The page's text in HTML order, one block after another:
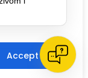
to our use
Accept All